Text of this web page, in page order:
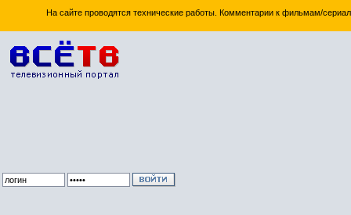
На сайте проводятся технические работы. Комментарии к фильмам/